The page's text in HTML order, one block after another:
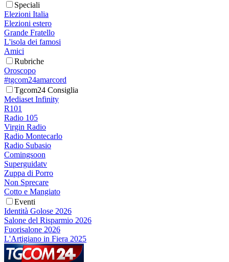
Speciali
Elezioni Italia
Elezioni estero
Grande Fratello
L'isola dei famosi
Amici
Rubriche
Oroscopo
#tgcom24amarcord
Tgcom24 Consiglia
Mediaset Infinity
R101
Radio 105
Virgin Radio
Radio Montecarlo
Radio Subasio
Comingsoon
Superguidatv
Zuppa di Porro
Non Sprecare
Cotto e Mangiato
Eventi
Identità Golose 2026
Salone del Risparmio 2026
Fuorisalone 2026
L'Artigiano in Fiera 2025